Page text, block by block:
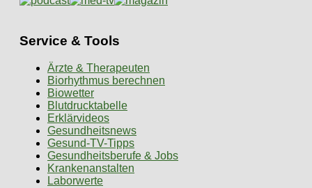
Service & Tools
Ärzte & Therapeuten
Biorhythmus berechnen
Biowetter
Blutdrucktabelle
Erklärvideos
Gesundheitsnews
Gesund-TV-Tipps
Gesundheitsberufe & Jobs
Krankenanstalten
Laborwerte